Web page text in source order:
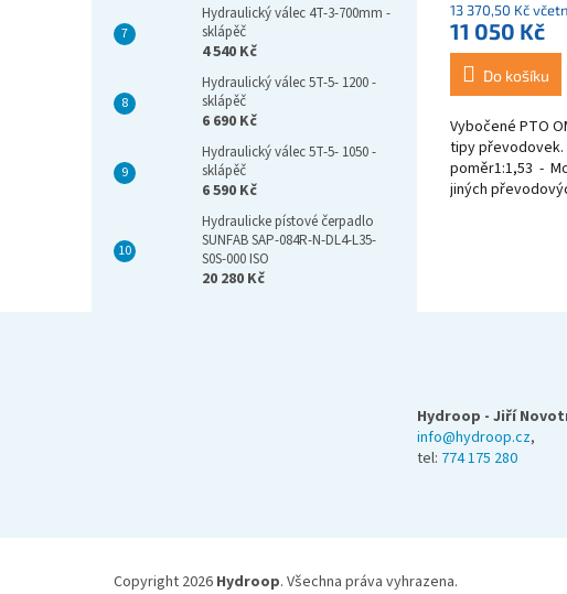
Hydraulický válec 4T-3-700mm -
sklápěč
4 540 Kč
Hydraulický válec 5T-5- 1200 -
sklápěč
6 690 Kč
Hydraulický válec 5T-5- 1050 -
sklápěč
6 590 Kč
Hydraulicke pístové čerpadlo
SUNFAB SAP-084R-N-DL4-L35-
S0S-000 ISO
20 280 Kč
13 370,50 Kč
11 050 Kč
Do košíku
Vybočené PTO
tipy
poměr1:1,53 -
jiných
Hydroop - Jiří
info@hydroop.cz,
tel: 774 175 280
Copyright 2026 Hydroop. Všechna práva vyhrazena.